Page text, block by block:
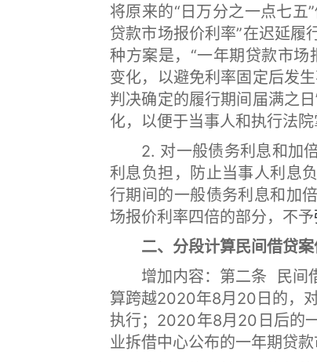
将原来的“日万分之一点七五
贷款市场报价利率”在迟延履
种方案是，“一年期贷款市
变化，以避免利率固定后发
判决确定的履行期间届满之
化，以便于当事人和执行法
2. 对一般债务利息和加倍
利息负担，防止当事人利息
行期间的一般债务利息和加
场报价利率四倍的部分，不予
二、分段计算民间借贷案
增加内容：第二条 民间借
算跨越2020年8月20日的，
执行；2020年8月20日后的
业拆借中心公布的一年期贷